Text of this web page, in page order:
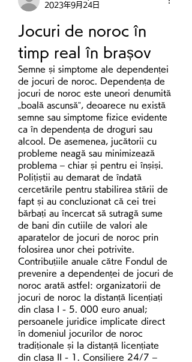
2023年9月24日
Jocuri de noroc în
timp real în brașov
Semne și simptome ale dependenței
de jocuri de noroc. Dependența de
jocuri de noroc este uneori denumită
„boală ascunsă”, deoarece nu există
semne sau simptome fizice evidente
ca în dependența de droguri sau
alcool. De asemenea, jucătorii cu
probleme neagă sau minimizează
problema – chiar și pentru ei înșiși.
Polițiștii au demarat de îndată
cercetările pentru stabilirea stării de
fapt și au concluzionat că cei trei
bărbați au încercat să sutragă sume
de bani din cutiile de valori ale
aparatelor de jocuri de noroc prin
folosirea unor chei potrivite.
Contribuțiile anuale către Fondul de
prevenire a dependenței de jocuri de
noroc arată astfel: organizatorii de
jocuri de noroc la distanță licențiați
din clasa I - 5. 000 euro anual;
persoanele juridice implicate direct
în domeniul jocurilor de noroc
tradiționale și la distanță licențiate
din clasa II - 1. Consiliere 24/7 –